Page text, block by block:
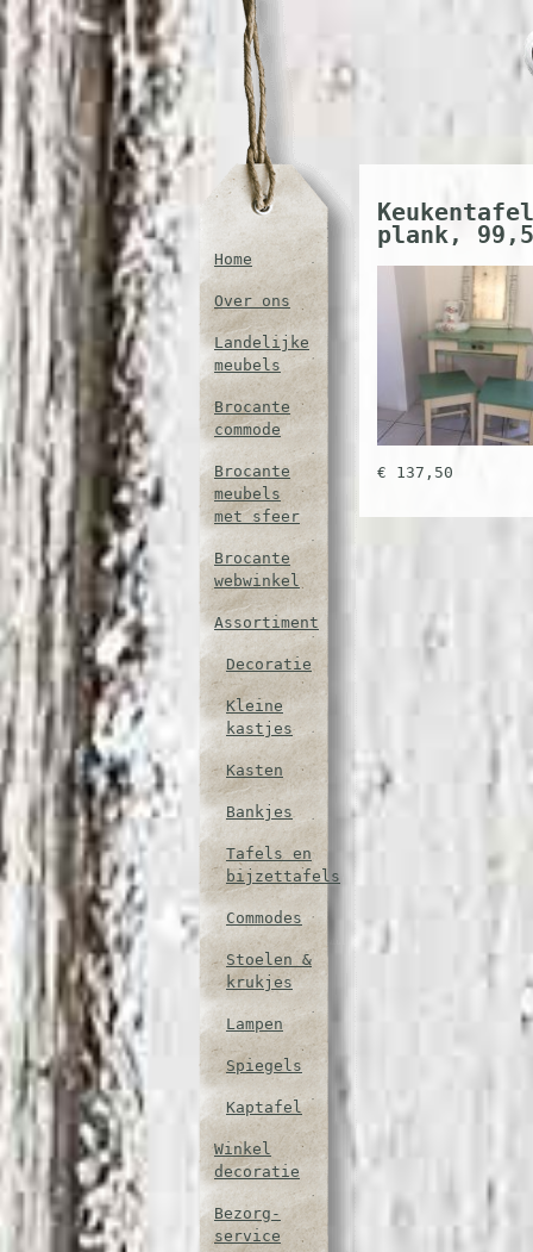
Home
Over ons
Landelijke
meubels
Brocante
commode
Brocante
meubels
met sfeer
Brocante
webwinkel
Assortiment
Decoratie
Kleine
kastjes
Kasten
Bankjes
Tafels en
bijzettafels
Commodes
Stoelen &
krukjes
Lampen
Spiegels
Kaptafel
Winkel
decoratie
Bezorg-
service
plank,
€ 137,50